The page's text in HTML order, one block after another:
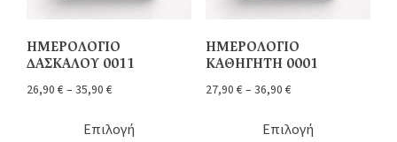
ΗΜΕΡΟΛΟΓΙΟ
ΔΑΣΚΑΛΟΥ 0011
26,90 € – 35,90 €
Επιλογή
ΗΜΕΡΟΛΟΓΙΟ
ΚΑΘΗΓΗΤΗ 0001
27,90 € – 36,90 €
Επιλογή